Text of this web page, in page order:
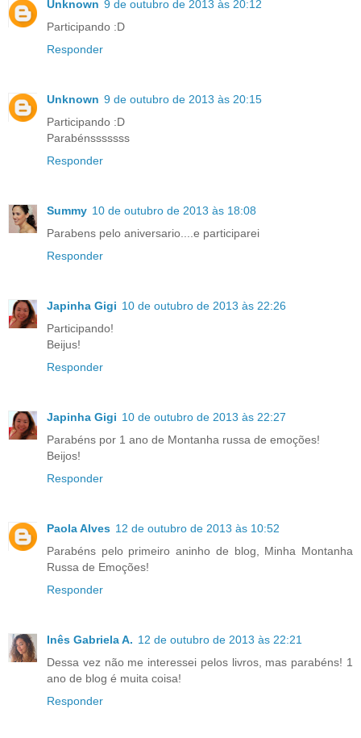
Unknown 9 de outubro de 2013 às 20:12
Participando :D
Responder
Unknown 9 de outubro de 2013 às 20:15
Participando :D
Parabénsssssss
Responder
Summy 10 de outubro de 2013 às 18:08
Parabens pelo aniversario....e participarei
Responder
Japinha Gigi 10 de outubro de 2013 às 22:26
Participando!
Beijus!
Responder
Japinha Gigi 10 de outubro de 2013 às 22:27
Parabéns por 1 ano de Montanha russa de emoções!
Beijos!
Responder
Paola Alves 12 de outubro de 2013 às 10:52
Parabéns pelo primeiro aninho de blog, Minha Montanha
Russa de Emoções!
Responder
Inês Gabriela A. 12 de outubro de 2013 às 22:21
Dessa vez não me interessei pelos livros, mas parabéns! 1
ano de blog é muita coisa!
Responder